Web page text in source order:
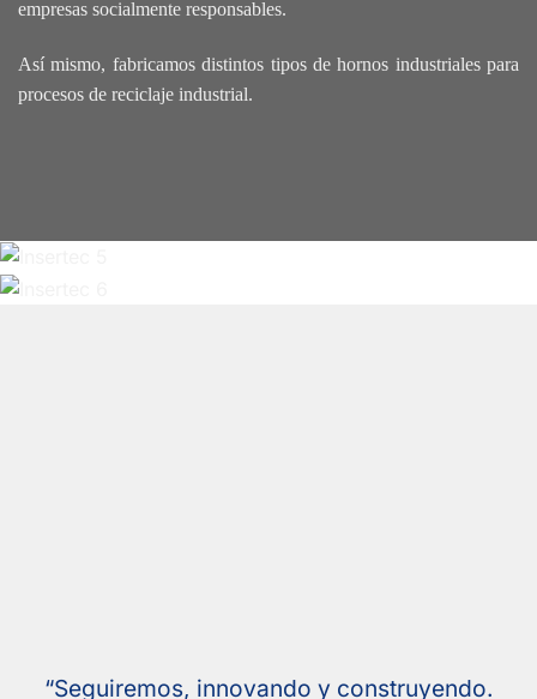
empresas socialmente responsables.
Así mismo, fabricamos distintos tipos de hornos industriales para
procesos de reciclaje industrial.
“Seguiremos, innovando y construyendo.